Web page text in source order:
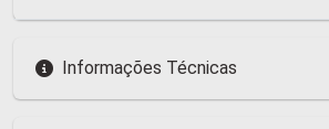
Informações Técnicas